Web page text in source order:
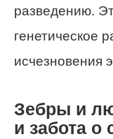
разведению.
генетическое
исчезновения
Зебры и
и забота о